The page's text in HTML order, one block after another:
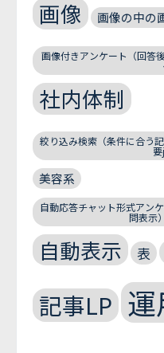
画像 画像の中の
画像付きアンケート（回答
社内体制
絞り込み検索（条件に合う
美容系
自動応答チャット形式アン
問表示
自動表示 表
記事LP 運